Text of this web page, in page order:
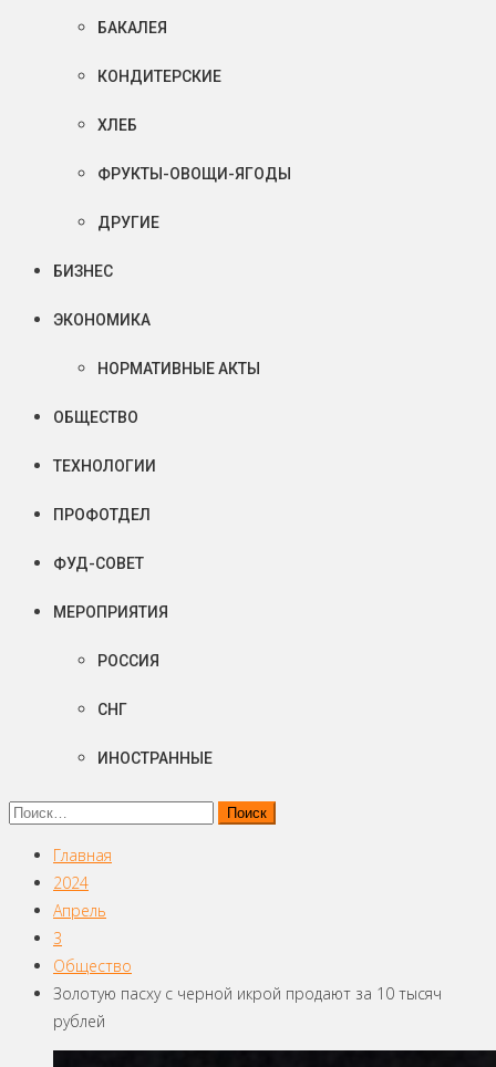
БАКАЛЕЯ
КОНДИТЕРСКИЕ
ХЛЕБ
ФРУКТЫ-ОВОЩИ-ЯГОДЫ
ДРУГИЕ
БИЗНЕС
ЭКОНОМИКА
НОРМАТИВНЫЕ АКТЫ
ОБЩЕСТВО
ТЕХНОЛОГИИ
ПРОФОТДЕЛ
ФУД-СОВЕТ
МЕРОПРИЯТИЯ
РОССИЯ
СНГ
ИНОСТРАННЫЕ
Найти:
Главная
2024
Апрель
3
Общество
Золотую пасху с черной икрой продают за 10 тысяч
рублей